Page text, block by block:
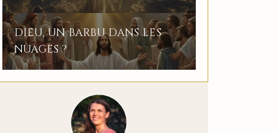
DIEU, UN BARBU DANS LES
NUAGES ?